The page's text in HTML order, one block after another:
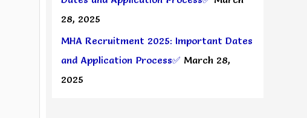
28, 2025
MHA Recruitment 2025: Important Dates
and Application Process✅ March 28,
2025